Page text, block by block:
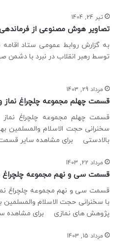
تیر 24, 1404
تصاویر هوش مصنوعی از فرماندهی جنگ ۱۲ روزه با
به گزارش روابط عمومی ستاد
توسط رهبر انقلاب در نبرد با دشمن
مرداد 29, 1403
قسمت چهلم مجموعه چلچراغ نماز
قسمت چهلم مجموعه چلچراغ نماز
سخنرانی حجت الاسلام
بالادستی برای مشاهده سایر
مرداد 22, 1403
قسمت سی و نهم مجموعه چلچراغ
قسمت سی و نهم مجموعه چلچراغ
با سخنرانی حجت الاسلام
پژوهش های نمازی برای مشاهده
مرداد 15, 1403